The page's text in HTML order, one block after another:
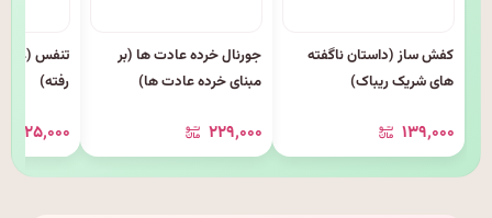
کفش ساز (داستان ناگفته
های شریک ریباک)
۱۳۹٬۰۰۰
جورنال خرده عادت ها (بر
مبنای خرده عادت ها)
۲۲۹٬۰۰۰
تنفس (علم
رفته)
۲۲۵٬۰۰۰